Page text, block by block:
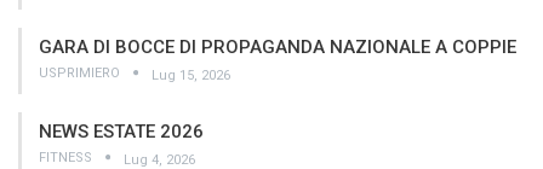
GARA DI BOCCE DI PROPAGANDA NAZIONALE A COPPIE
USPRIMIERO Lug 15, 2026
NEWS ESTATE 2026
FITNESS Lug 4, 2026